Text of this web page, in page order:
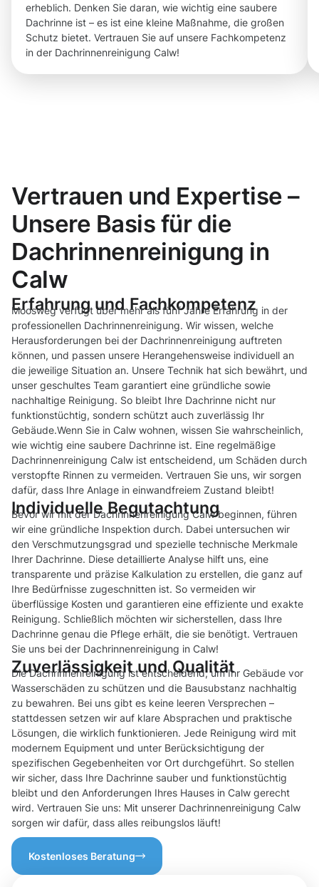
erheblich. Denken Sie daran, wie wichtig eine saubere
Dachrinne ist – es ist eine kleine Maßnahme, die großen
Schutz bietet. Vertrauen Sie auf unsere Fachkompetenz
in der Dachrinnenreinigung Calw!
Vertrauen und Expertise –
Unsere Basis für die
Dachrinnenreinigung in
Calw
Erfahrung und Fachkompetenz
Moosweg verfügt über mehr als fünf Jahre Erfahrung in der
professionellen Dachrinnenreinigung. Wir wissen, welche
Herausforderungen bei der Dachrinnenreinigung auftreten
können, und passen unsere Herangehensweise individuell an
die jeweilige Situation an. Unsere Technik hat sich bewährt, und
unser geschultes Team garantiert eine gründliche sowie
nachhaltige Reinigung. So bleibt Ihre Dachrinne nicht nur
funktionstüchtig, sondern schützt auch zuverlässig Ihr
Gebäude.Wenn Sie in Calw wohnen, wissen Sie wahrscheinlich,
wie wichtig eine saubere Dachrinne ist. Eine regelmäßige
Dachrinnenreinigung Calw ist entscheidend, um Schäden durch
verstopfte Rinnen zu vermeiden. Vertrauen Sie uns, wir sorgen
dafür, dass Ihre Anlage in einwandfreiem Zustand bleibt!
Individuelle Begutachtung
Bevor wir mit der Dachrinnenreinigung Calw beginnen, führen
wir eine gründliche Inspektion durch. Dabei untersuchen wir
den Verschmutzungsgrad und spezielle technische Merkmale
Ihrer Dachrinne. Diese detaillierte Analyse hilft uns, eine
transparente und präzise Kalkulation zu erstellen, die ganz auf
Ihre Bedürfnisse zugeschnitten ist. So vermeiden wir
überflüssige Kosten und garantieren eine effiziente und exakte
Reinigung. Schließlich möchten wir sicherstellen, dass Ihre
Dachrinne genau die Pflege erhält, die sie benötigt. Vertrauen
Sie uns bei der Dachrinnenreinigung in Calw!
Zuverlässigkeit und Qualität
Die Dachrinnenreinigung ist entscheidend, um Ihr Gebäude vor
Wasserschäden zu schützen und die Bausubstanz nachhaltig
zu bewahren. Bei uns gibt es keine leeren Versprechen –
stattdessen setzen wir auf klare Absprachen und praktische
Lösungen, die wirklich funktionieren. Jede Reinigung wird mit
modernem Equipment und unter Berücksichtigung der
spezifischen Gegebenheiten vor Ort durchgeführt. So stellen
wir sicher, dass Ihre Dachrinne sauber und funktionstüchtig
bleibt und den Anforderungen Ihres Hauses in Calw gerecht
wird. Vertrauen Sie uns: Mit unserer Dachrinnenreinigung Calw
sorgen wir dafür, dass alles reibungslos läuft!
Kostenloses Beratung